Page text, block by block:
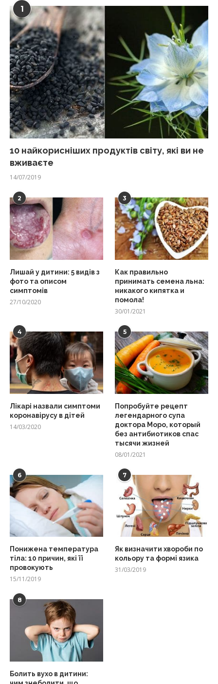
1
10 найкорисніших продуктів світу, які ви не
вживаєте
14/07/2019
2
Лишай у дитини: 5 видів з
фото та описом
симптомів
27/10/2020
3
Как правильно
принимать семена льна:
никакого кипятка и
помола!
30/01/2021
4
Лікарі назвали симптоми
коронавірусу в дітей
14/03/2020
5
Попробуйте рецепт
легендарного супа
доктора Моро, который
без антибиотиков спас
тысячи жизней
08/01/2021
6
Понижена температура
тіла: 10 причин, які її
провокують
15/11/2019
7
Як визначити хвороби по
кольору та формі язика
31/03/2019
8
Болить вухо в дитини: